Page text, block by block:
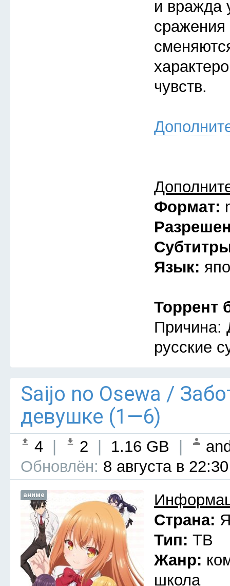
и вражда
сражения
чувств.
Формат:
Язык:
Торрент
Причина:
русские
Saijo no Osewa /
девушке (1—6)
4 2 1.16 GB
Обновлён: 8 августа в 22:30
аниме
Страна:
Тип: ТВ
Жанр:
школа